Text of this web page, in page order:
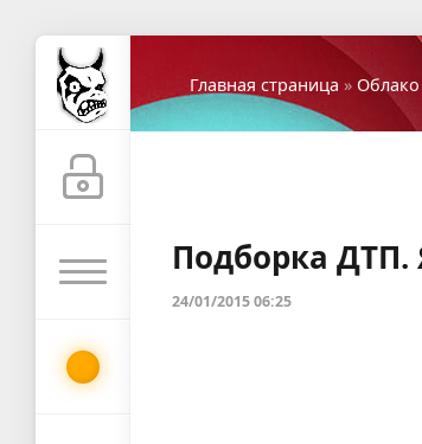
Главная страница » Облако
Подборка ДТП.
24/01/2015 06:25